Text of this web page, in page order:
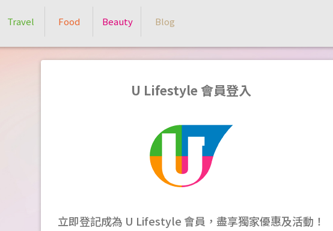
Travel Food Beauty Blog
U Lifestyle 會員登入
立即登記成為 U Lifestyle 會員，盡享獨家優惠及活動！